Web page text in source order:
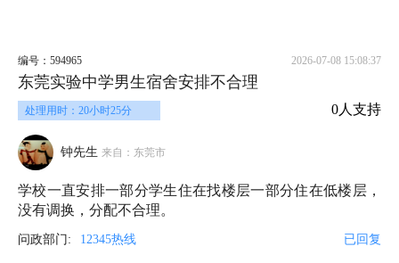
编号：594965 2026-07-08 15:08:37
东莞实验中学男生宿舍安排不合理
处理用时：20小时25分 0人支持
钟先生 来自：东莞市
学校一直安排一部分学生住在找楼层一部分住在低楼层，
没有调换，分配不合理。
问政部门: 12345热线 已回复